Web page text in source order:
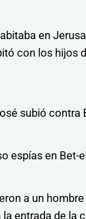
en
con los hijos
subió contra
espías en Bet-
a un
entrada de la